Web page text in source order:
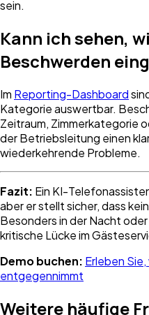
sein.
Kann ich sehen,
Beschwerden
Im Reporting-Dashboard
Kategorie auswertbar.
Zeitraum, Zimmerkategorie
der Betriebsleitung einen
wiederkehrende Probleme.
Fazit: Ein KI-
aber er stellt sicher, dass
Besonders in der Nacht
kritische Lücke im
Demo buchen: Erleben
entgegennimmt
Weitere häufige